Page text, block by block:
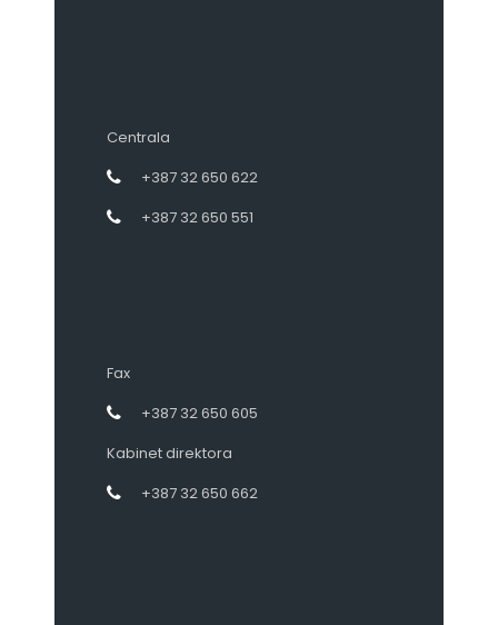
Centrala
+387 32 650 622
+387 32 650 551
Fax
+387 32 650 605
Kabinet direktora
+387 32 650 662